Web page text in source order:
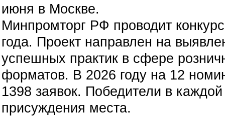
июня в Москве.
Минпромторг РФ проводит
года. Проект направлен на
успешных практик в сфере
форматов. В 2026 году на 12
1398 заявок. Победители в
присуждения места.